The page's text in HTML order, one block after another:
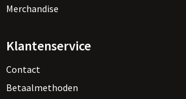
Merchandise
Klantenservice
Contact
Betaalmethoden